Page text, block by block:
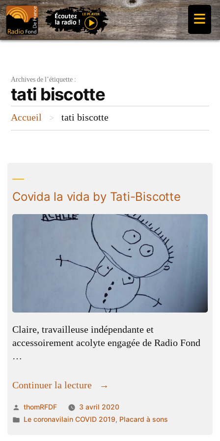
Aller
au
contenu
≡
Archives de l’étiquette :
tati biscotte
Accueil > tati biscotte
Covida la vida by Tati-Biscotte
Claire, travailleuse indépendante et
accessoirement acolyte engagée de Radio Fond
…
Continuer la lecture
« Covida
vida
by
Publié
par
thomRFDF
3 avril 2020
Publié
Le coronavilain COVID 2019, Placard à sons